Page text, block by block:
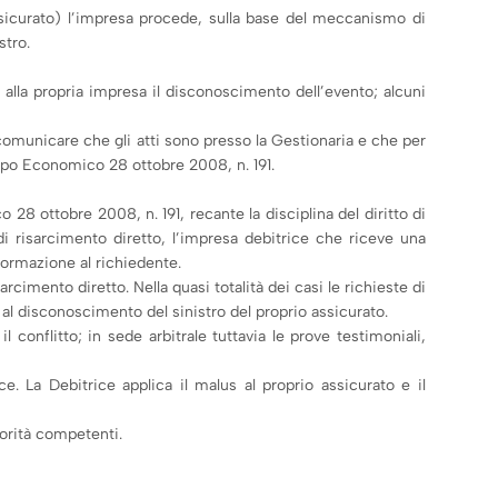
l’impresa procede, sulla base del meccanismo di
propria impresa il disconoscimento dell’evento; alcuni
che gli atti sono presso la Gestionaria e che per
Economico 28 ottobre 2008, n. 191.
28 ottobre 2008, n. 191, recante la disciplina del diritto di
risarcimento diretto, l’impresa debitrice che riceve una
al richiedente.
diretto. Nella quasi totalità dei casi le richieste di
disconoscimento del sinistro del proprio assicurato.
conflitto; in sede arbitrale tuttavia le prove testimoniali,
La Debitrice applica il malus al proprio assicurato e il
competenti.